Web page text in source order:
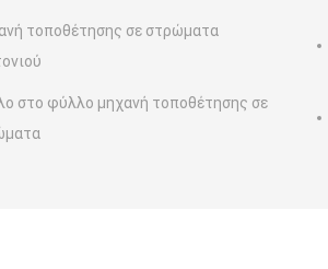
τοποθέτησης σε στρώματα
στο φύλλο μηχανή τοποθέτησης σε